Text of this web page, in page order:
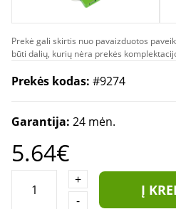
Prekė gali skirtis nuo pavaizduotos
būti dalių, kurių nėra prekės
Prekės kodas: #9274
Garantija: 24 mėn.
5.64€
+
-
Į